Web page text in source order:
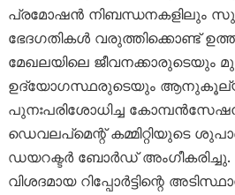
പ്രമോഷൻ നിബന്ധനകളിലും
ഭേദഗതികൾ വരുത്തിക്കൊണ്ട്
മേഖലയിലെ ജീവനക്കാരുടെയും
ഉദ്യോഗസ്ഥരുടെയും
പുനഃപരിശോധിച്ച
ഡെവലപ്‌മെന്റ് കമ്മിറ്റിയുടെ
ഡയറക്ടർ ബോർഡ് അംഗീകരിച്ചു.
വിശദമായ റിപ്പോർട്ടിന്റെ